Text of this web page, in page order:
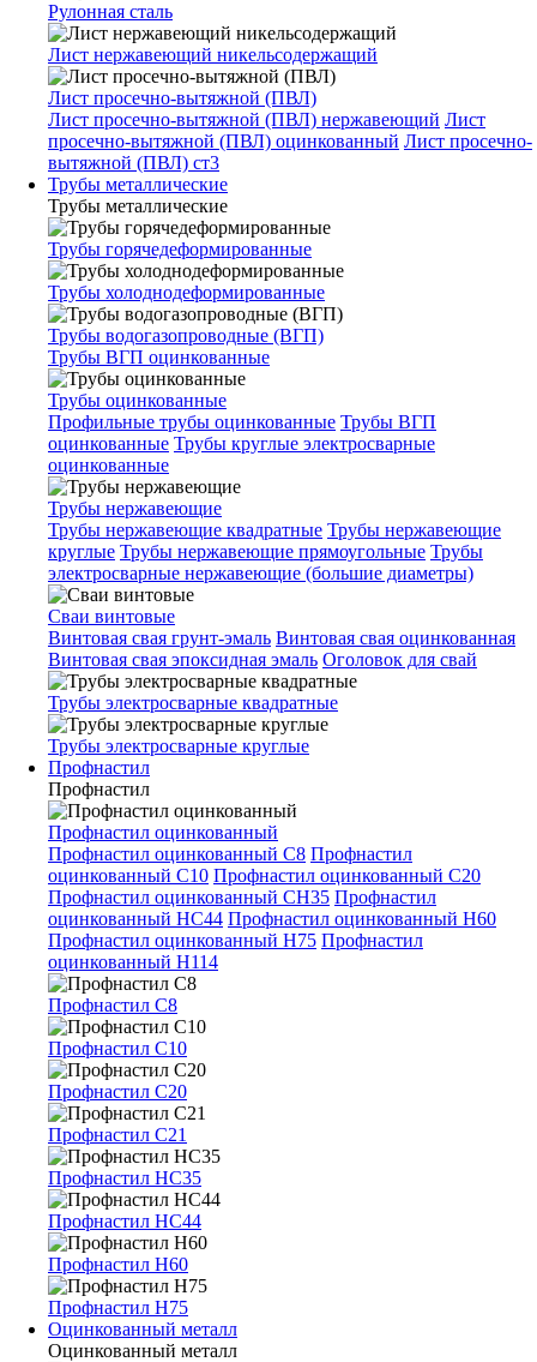
Рулонная сталь
Лист нержавеющий никельсодержащий
Лист просечно-вытяжной (ПВЛ)
Лист просечно-вытяжной (ПВЛ) нержавеющий Лист
просечно-вытяжной (ПВЛ) оцинкованный Лист просечно-
вытяжной (ПВЛ) ст3
Трубы металлические
Трубы металлические
Трубы горячедеформированные
Трубы холоднодеформированные
Трубы водогазопроводные (ВГП)
Трубы ВГП оцинкованные
Трубы оцинкованные
Профильные трубы оцинкованные Трубы ВГП
оцинкованные Трубы круглые электросварные
оцинкованные
Трубы нержавеющие
Трубы нержавеющие квадратные Трубы нержавеющие
круглые Трубы нержавеющие прямоугольные Трубы
электросварные нержавеющие (большие диаметры)
Сваи винтовые
Винтовая свая грунт-эмаль Винтовая свая оцинкованная
Винтовая свая эпоксидная эмаль Оголовок для свай
Трубы электросварные квадратные
Трубы электросварные круглые
Профнастил
Профнастил
Профнастил оцинкованный
Профнастил оцинкованный С8 Профнастил
оцинкованный С10 Профнастил оцинкованный С20
Профнастил оцинкованный СН35 Профнастил
оцинкованный НС44 Профнастил оцинкованный Н60
Профнастил оцинкованный Н75 Профнастил
оцинкованный Н114
Профнастил С8
Профнастил С10
Профнастил С20
Профнастил С21
Профнастил НС35
Профнастил НС44
Профнастил Н60
Профнастил Н75
Оцинкованный металл
Оцинкованный металл